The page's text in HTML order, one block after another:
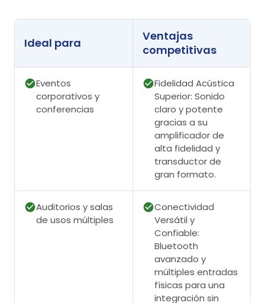
Ideal para
Ventajas
competitivas
Eventos
corporativos y
conferencias
Fidelidad Acústica
Superior: Sonido
claro y potente
gracias a su
amplificador de
alta fidelidad y
transductor de
gran formato.
Auditorios y salas
de usos múltiples
Conectividad
Versátil y
Confiable:
Bluetooth
avanzado y
múltiples entradas
físicas para una
integración sin